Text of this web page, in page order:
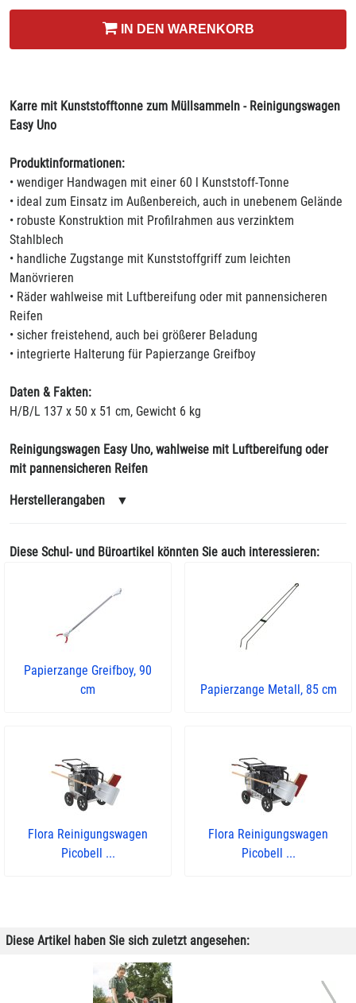
IN DEN WARENKORB
Karre mit Kunststofftonne zum Müllsammeln - Reinigungswagen
Easy Uno
Produktinformationen:
• wendiger Handwagen mit einer 60 l Kunststoff-Tonne
• ideal zum Einsatz im Außenbereich, auch in unebenem Gelände
• robuste Konstruktion mit Profilrahmen aus verzinktem
Stahlblech
• handliche Zugstange mit Kunststoffgriff zum leichten
Manövrieren
• Räder wahlweise mit Luftbereifung oder mit pannensicheren
Reifen
• sicher freistehend, auch bei größerer Beladung
• integrierte Halterung für Papierzange Greifboy
Daten & Fakten:
H/B/L 137 x 50 x 51 cm, Gewicht 6 kg
Reinigungswagen Easy Uno, wahlweise mit Luftbereifung oder
mit pannensicheren Reifen
Herstellerangaben ▼
Diese Schul- und Büroartikel könnten Sie auch interessieren:
Papierzange Greifboy, 90
cm
Papierzange Metall, 85 cm
Flora Reinigungswagen
Picobell ...
Flora Reinigungswagen
Picobell ...
Diese Artikel haben Sie sich zuletzt angesehen: